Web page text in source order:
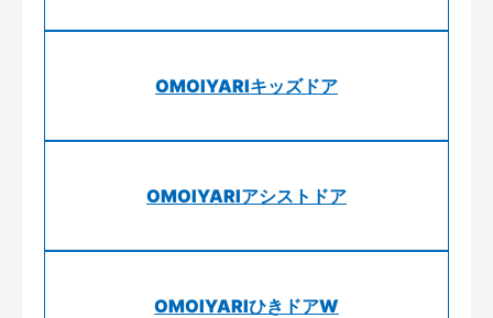
OMOIYARIキッズドア
OMOIYARIアシストドア
OMOIYARIひきドアW